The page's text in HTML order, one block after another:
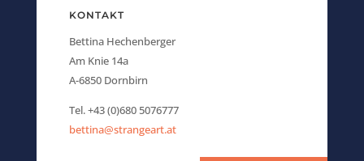
KONTAKT
Bettina Hechenberger
Am Knie 14a
A-6850 Dornbirn
Tel. +43 (0)680 5076777
bettina@strangeart.at